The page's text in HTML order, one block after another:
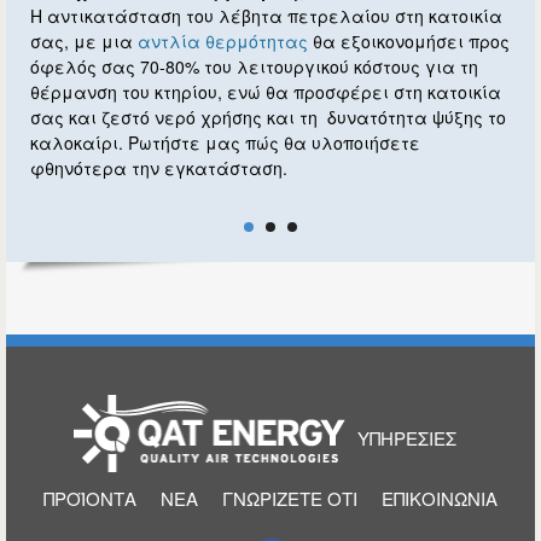
Η αντικατάσταση του λέβητα πετρελαίου στη κατοικία
σας, με μια αντλία θερμότητας θα εξοικονομήσει προς
όφελός σας 70-80% του λειτουργικού κόστους για τη
θέρμανση του κτηρίου, ενώ θα προσφέρει στη κατοικία
σας και ζεστό νερό χρήσης και τη δυνατότητα ψύξης το
καλοκαίρι. Ρωτήστε μας πώς θα υλοποιήσετε
φθηνότερα την εγκατάσταση.
ΑΡΧΙΚΉ ΥΠΗΡΕΣΊΕΣ
ΠΡΟΪΌΝΤΑ ΝΈΑ ΓΝΩΡΊΖΕΤΕ ΌΤΙ ΕΠΙΚΟΙΝΩΝΊΑ